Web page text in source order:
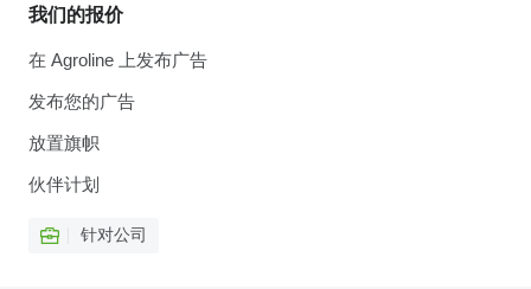
我们的报价
在 Agroline 上发布广告
发布您的广告
放置旗帜
伙伴计划
针对公司